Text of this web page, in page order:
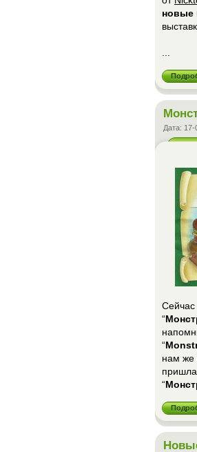
новые
Дата: 17-
Сейчас
“
“
нам же
пришла
“